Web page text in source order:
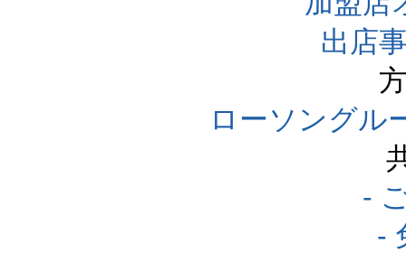
出店
ローソングル
-
-